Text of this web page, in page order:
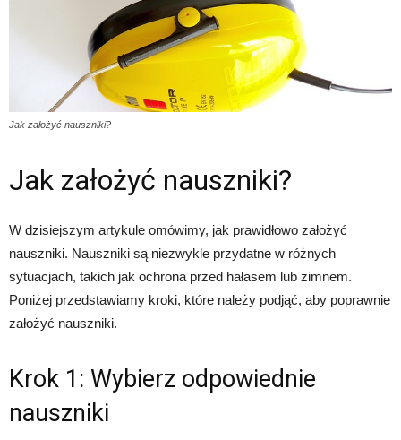
Jak założyć nauszniki?
Jak założyć nauszniki?
W dzisiejszym artykule omówimy, jak prawidłowo założyć
nauszniki. Nauszniki są niezwykle przydatne w różnych
sytuacjach, takich jak ochrona przed hałasem lub zimnem.
Poniżej przedstawiamy kroki, które należy podjąć, aby poprawnie
założyć nauszniki.
Krok 1: Wybierz odpowiednie
nauszniki